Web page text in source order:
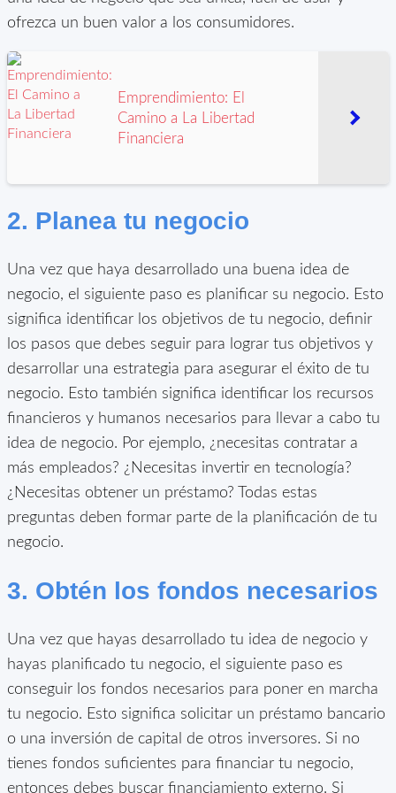
ofrezca un buen valor a los consumidores.
Emprendimiento: El
Camino a La Libertad
Financiera
2. Planea tu negocio
Una vez que haya desarrollado una buena idea de
negocio, el siguiente paso es planificar su negocio. Esto
significa identificar los objetivos de tu negocio, definir
los pasos que debes seguir para lograr tus objetivos y
desarrollar una estrategia para asegurar el éxito de tu
negocio. Esto también significa identificar los recursos
financieros y humanos necesarios para llevar a cabo tu
idea de negocio. Por ejemplo, ¿necesitas contratar a
más empleados? ¿Necesitas invertir en tecnología?
¿Necesitas obtener un préstamo? Todas estas
preguntas deben formar parte de la planificación de tu
negocio.
3. Obtén los fondos necesarios
Una vez que hayas desarrollado tu idea de negocio y
hayas planificado tu negocio, el siguiente paso es
conseguir los fondos necesarios para poner en marcha
tu negocio. Esto significa solicitar un préstamo bancario
o una inversión de capital de otros inversores. Si no
tienes fondos suficientes para financiar tu negocio,
entonces debes buscar financiamiento externo. Si